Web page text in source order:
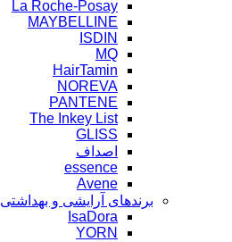
La Roche-Posay
MAYBELLINE
ISDIN
MQ
HairTamin
NOREVA
PANTENE
The Inkey List
GLISS
اصداف
essence
Avene
برندهای آرایشی و بهداشتی
IsaDora
YORN